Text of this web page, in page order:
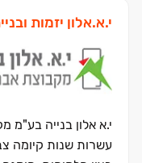
י.א.אלון יזמות
עשרות שנות קיומה